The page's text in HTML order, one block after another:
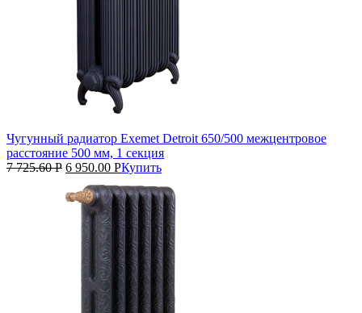
Чугунный радиатор Exemet Detroit 650/500 межцентровое
расстояние 500 мм, 1 секция
7 725.60Р 6 950.00 РКупить